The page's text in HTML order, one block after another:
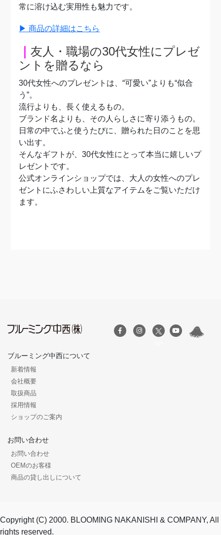
常に溶け込む実用性も魅力です。
▶︎ 商品の詳細はこちら
｜友人・職場の30代女性にプレゼ
ントを贈るなら
30代女性へのプレゼントは、“可愛い”よりも“似合
う”。
流行よりも、長く使えるもの。
ブランド名よりも、その人らしさに寄り添うもの。
日常の中でふと使うたびに、贈られた日のことを思
い出す。
そんなギフトが、30代女性にとって本当に嬉しいプ
レゼントです。
公式オンラインショップでは、大人の女性へのプレ
ゼントにふさわしい上質なアイテムをご覧いただけ
ます。
ブルーミング中西について
新着情報
会社概要
取扱商品
採用情報
ショップのご案内
お問い合わせ
お問い合わせ
OEMのお客様
商品の貸し出しについて
Copyright (C) 2000. BLOOMING NAKANISHI & COMPANY, All
rights reserved.